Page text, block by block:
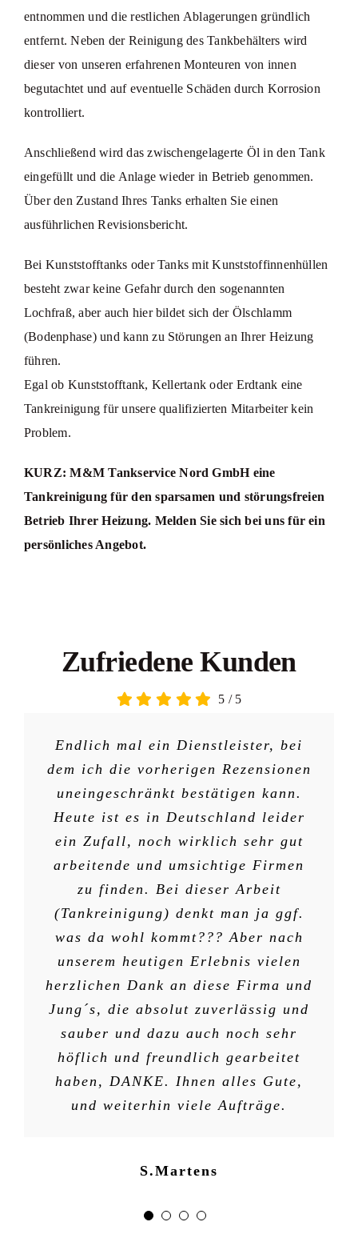
entnommen und die restlichen Ablagerungen gründlich
entfernt. Neben der Reinigung des Tankbehälters wird
dieser von unseren erfahrenen Monteuren von innen
begutachtet und auf eventuelle Schäden durch Korrosion
kontrolliert.
Anschließend wird das zwischengelagerte Öl in den Tank
eingefüllt und die Anlage wieder in Betrieb genommen.
Über den Zustand Ihres Tanks erhalten Sie einen
ausführlichen Revisionsbericht.
Bei Kunststofftanks oder Tanks mit Kunststoffinnenhüllen
besteht zwar keine Gefahr durch den sogenannten
Lochfraß, aber auch hier bildet sich der Ölschlamm
(Bodenphase) und kann zu Störungen an Ihrer Heizung
führen.
Egal ob Kunststofftank, Kellertank oder Erdtank eine
Tankreinigung für unsere qualifizierten Mitarbeiter kein
Problem.
KURZ: M&M Tankservice Nord GmbH eine
Tankreinigung für den sparsamen und störungsfreien
Betrieb Ihrer Heizung. Melden Sie sich bei uns für ein
persönliches Angebot.
Zufriedene Kunden
5 / 5
Endlich mal ein Dienstleister, bei
dem ich die vorherigen Rezensionen
uneingeschränkt bestätigen kann.
Heute ist es in Deutschland leider
ein Zufall, noch wirklich sehr gut
arbeitende und umsichtige Firmen
zu finden. Bei dieser Arbeit
(Tankreinigung) denkt man ja ggf.
was da wohl kommt??? Aber nach
unserem heutigen Erlebnis vielen
herzlichen Dank an diese Firma und
Jung´s, die absolut zuverlässig und
sauber und dazu auch noch sehr
höflich und freundlich gearbeitet
haben, DANKE. Ihnen alles Gute,
und weiterhin viele Aufträge.
S.Martens
S.Clausen
D.Dunst
S.Hinrichs